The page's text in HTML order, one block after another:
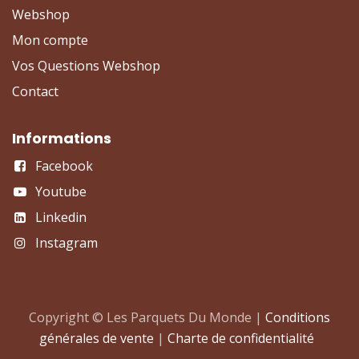
Webshop
Mon compte
Vos Questions Webshop
Contact
Informations
Facebook
Youtube
Linkedin
Instagram
Copyright © Les Parquets Du Monde | Conditions
générales de vente | Charte de confidentialité